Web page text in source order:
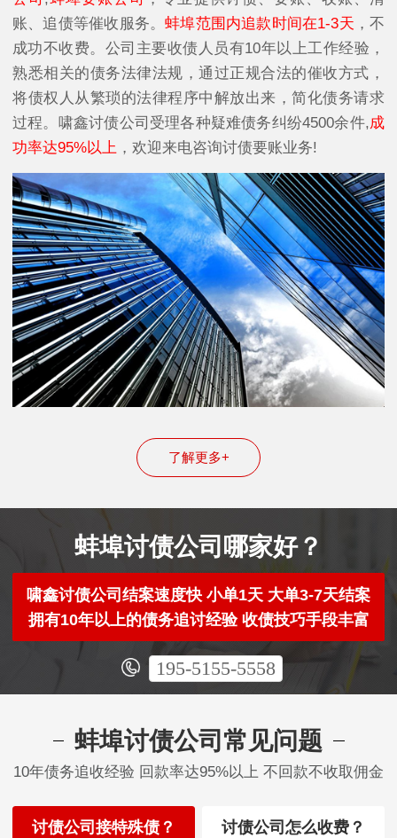
账、追债等催收服务。蚌埠范围内追款时间在1-3天 ，不
成功不收费。公司主要收债人员有10年以上工作经验，
熟悉相关的债务法律法规，通过正规合法的催收方式，
将债权人从繁琐的法律程序中解放出来，简化债务请求
过程。啸鑫讨债公司受理各种疑难债务纠纷4500余件,成
功率达95%以上 ，欢迎来电咨询讨债要账业务!
了解更多+
蚌埠讨债公司哪家好？
啸鑫讨债公司结案速度快 小单1天 大单3-7天结案
拥有10年以上的债务追讨经验 收债技巧手段丰富
195-5155-5558
蚌埠讨债公司常见问题
10年债务追收经验 回款率达95%以上 不回款不收取佣金
讨债公司接特殊债？ 讨债公司怎么收费？